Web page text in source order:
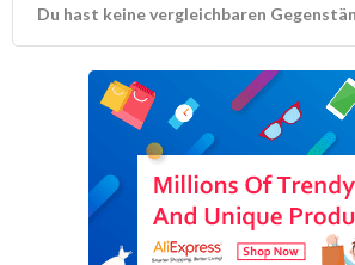
Du hast keine vergleichbaren